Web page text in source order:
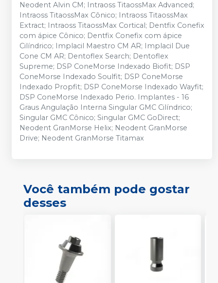
Neodent Alvin CM; Intraoss TitaossMax Advanced;
Intraoss TitaossMax Cônico; Intraoss TitaossMax
Extract; Intraoss TitaossMax Cortical; Dentfix Conefix
com ápice Cônico; Dentfix Conefix com ápice
Cilíndrico; Implacil Maestro CM AR; Implacil Due
Cone CM AR; Dentoflex Search; Dentoflex
Supreme; DSP ConeMorse Indexado Biofit; DSP
ConeMorse Indexado Soulfit; DSP ConeMorse
Indexado Propfit; DSP ConeMorse Indexado Wayfit;
DSP ConeMorse Indexado Perio. Implantes - 16
Graus Angulação Interna Singular GMC Cilíndrico;
Singular GMC Cônico; Singular GMC GoDirect;
Neodent GranMorse Helix; Neodent GranMorse
Drive; Neodent GranMorse Titamax
Você também pode gostar
desses